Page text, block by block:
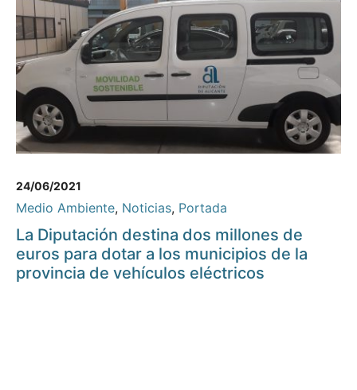
24/06/2021
Medio Ambiente, Noticias, Portada
La Diputación destina dos millones de
euros para dotar a los municipios de la
provincia de vehículos eléctricos